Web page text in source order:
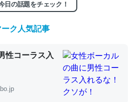
っと前の伏線」は回収されないけ
多い分量。進化すればするほど分
いての考察（１） - conceptualization
日の話題をチェック！
ク人気記事
性コーラス入